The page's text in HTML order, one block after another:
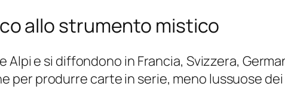
allo strumento mistico
e si diffondono in Francia, Svizzera,
per produrre carte in serie, meno lussuose